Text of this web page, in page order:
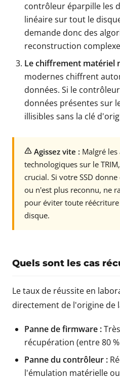
contrôleur éparpille les
linéaire sur tout le
demande donc des
reconstruction
Le chiffrement matériel
modernes chiffrent
données. Si le
données présentes sur
illisibles sans la clé
Agissez vite : Malgré les
technologiques sur le
crucial. Si votre SSD
ou n'est plus reconnu, ne
pour éviter toute
disque.
Quels sont les cas
Le taux de réussite en
directement de l'origine de
Panne de firmware :
récupération (entre 80 %
Panne du contrôleur :
l'émulation matérielle